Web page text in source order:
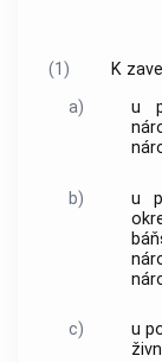
(1)
K
a)
u
b)
u
c)
u